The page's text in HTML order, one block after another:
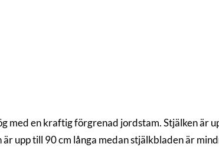
med en kraftig förgrenad jordstam. Stjälken är
upp till 90 cm långa medan stjälkbladen är